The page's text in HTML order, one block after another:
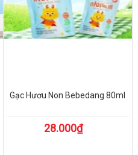
Gạc Hươu Non Bebedang 80ml
28.000₫